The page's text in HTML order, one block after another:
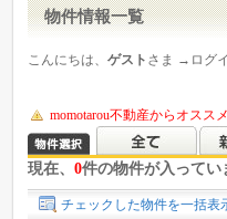
物件情報一覧
こんにちは、 ゲスト さま →ログ
momotarou不動産からオスス
現在、 0件の物件が入ってい
チェックした物件を一括表